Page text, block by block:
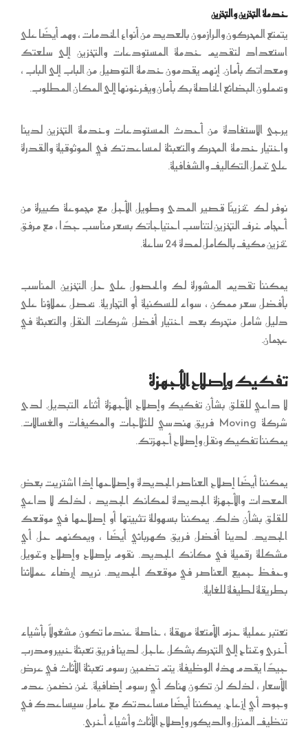
خدمة التخزين والتخزين
يتمتع المحركون والرازمون بالعديد من أنواع الخدمات ، وهم أيضًا على
استعداد لتقديم خدمة المستودعات والتخزين إلى سلعتك
ومعداتك بأمان. إنهم يقدمون خدمة التوصيل من الباب إلى الباب ،
ويحملون البضائع الخاصة بك بأمان ويفرغونها إلى المكان المطلوب.
يرجى الاستفادة من أحدث المستودعات وخدمة التخزين لدينا
واختيار خدمة المحرك والتعبئة لمساعدتك في الموثوقية والقدرة
على تحمل التكاليف والشفافية.
نوفر لك تخزينًا قصير المدى وطويل الأجل مع مجموعة كبيرة من
أحجام غرف التخزين لتناسب احتياجاتك بسعر مناسب جدًا ، مع مرفق
تخزين مكيف بالكامل لمدة 24 ساعة.
يمكننا تقديم المشورة لك والحصول على حل التخزين المناسب
بأفضل سعر ممكن ، سواء للسكنية أو التجارية. يحصل عملاؤنا على
دليل شامل متحرك بعد اختيار أفضل شركات النقل والتعبئة في
عجمان.
تفكيك وإصلاح الأجهزة
لا داعي للقلق بشأن تفكيك وإصلاح الأجهزة أثناء التبديل. لدى
شركة Moving فريق هندسي للثلاجات والمكيفات والغسالات.
يمكننا تفكيك ونقل وإصلاح أجهزتك.
يمكننا أيضًا إصلاح العناصر الجديدة وإصلاحها إذا اشتريت بعض
المعدات والأجهزة الجديدة لمكانك الجديد ، لذلك لا داعي
للقلق بشأن ذلك. يمكننا بسهولة تثبيتها أو إصلاحها في موقعك
الجديد. لدينا أفضل فريق كهربائي أيضًا ، ويمكنهم حل أي
مشكلة رقمية في مكانك الجديد. نقوم بإصلاح وإصلاح وتحويل
وحفظ جميع العناصر في موقعك الجديد. نريد إرضاء عملائنا
بطريقة لطيفة للغاية.
تعتبر عملية حزم الأمتعة مرهقة ، خاصة عندما تكون مشغولاً بأشياء
أخرى وتحتاج إلى التحرك بشكل عاجل. لدينا فريق تعبئة خبير ومدرب
جيدًا يقدم هذه الوظيفة. يتم تضمين رسوم تعبئة الأثاث في عرض
الأسعار ، لذلك لن تكون هناك أي رسوم إضافية. نحن نضمن عدم
وجود أي إزعاج. يمكننا أيضًا مساعدتك مع عامل سيساعدك في
تنظيف المنزل والديكور وإصلاح الأثاث وأشياء أخرى.